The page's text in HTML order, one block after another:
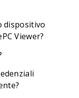
dispositivo
Viewer?